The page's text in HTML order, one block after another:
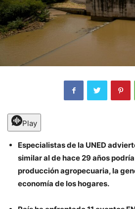
Play
Especialistas de la UNED
similar al de hace 29 años
producción agropecuaria, la
economía de los hogares.